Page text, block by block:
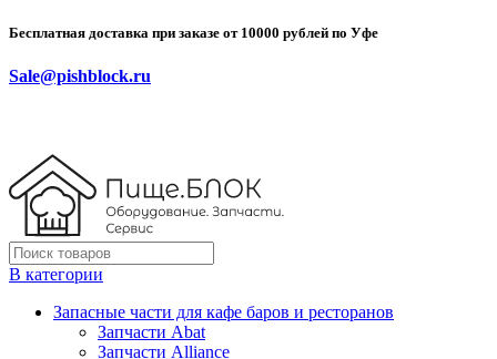
Бесплатная доставка при заказе от 10000 рублей по Уфе
Sale@pishblock.ru
В категории
Запасные части для кафе баров и ресторанов
Запчасти Abat
Запчасти Alliance